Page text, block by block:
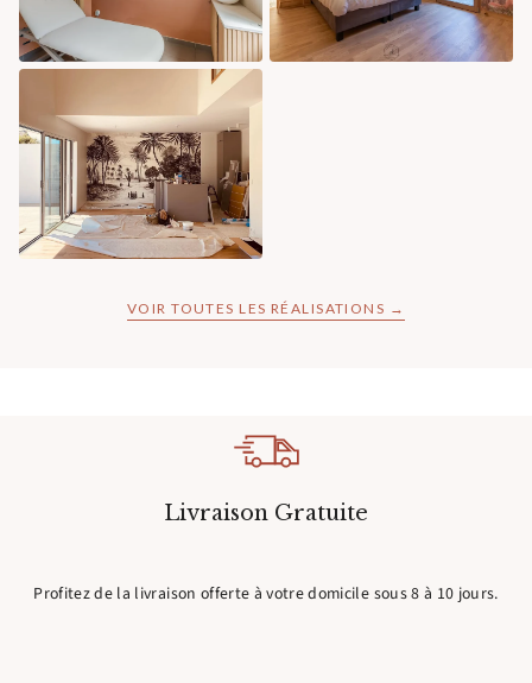
VOIR TOUTES LES RÉALISATIONS →
Livraison Gratuite
Profitez de la livraison offerte à votre domicile sous 8 à 10 jours.